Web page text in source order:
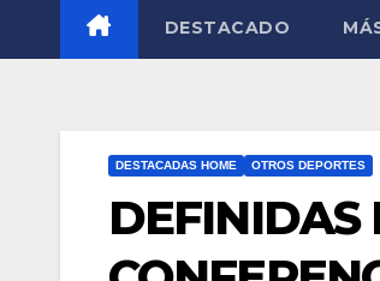
DESTACADO
DESTACADAS HOME OTROS DEPORTES
DEFINIDAS